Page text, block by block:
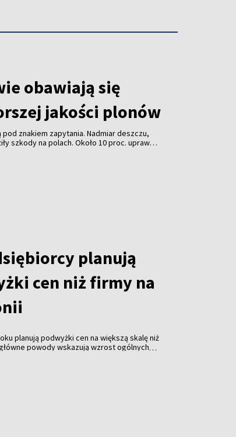
obawiają się
jakości plonów
znakiem zapytania. Nadmiar deszczu,
szkody na polach. Około 10 proc. upraw
plonów.
planują
cen niż firmy na
planują podwyżki cen na większą skalę niż
powody wskazują wzrost ogólnych